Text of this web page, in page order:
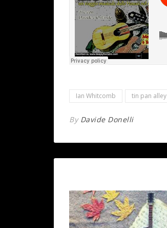
Ian Whitcomb tin pan alley
By Davide Donelli